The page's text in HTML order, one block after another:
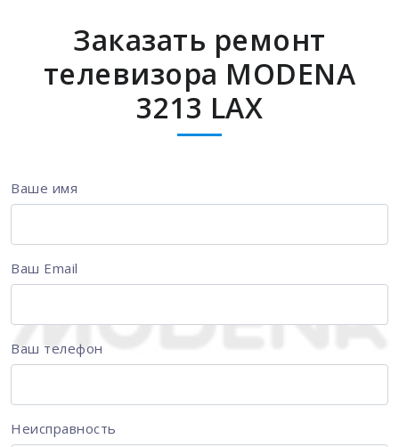
Заказать ремонт
телевизора MODENA
3213 LAX
Ваше имя
Ваш Email
Ваш телефон
Неисправность